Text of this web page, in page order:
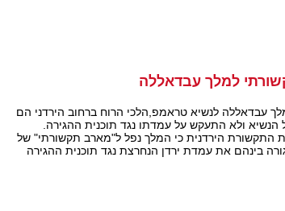
למלך עבדאללה
עבדאללה לנשיא טראמפ,הלכי הרוח ברחוב הירדני הם
ולא התעקש על עמדתו נגד תוכנית ההגירה.
התקשורת הירדנית כי המלך נפל ל"מארב תקשורתי" של
בינהם את עמדת ירדן הנחרצת נגד תוכנית ההגירה